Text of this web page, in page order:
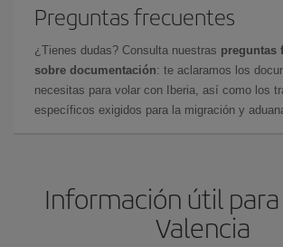
Preguntas frecuentes
¿Tienes dudas? Consulta nuestras preguntas
sobre documentación: te aclaramos los
necesitas para volar con Iberia, así como los
específicos exigidos para la migración y
Información útil
Valencia